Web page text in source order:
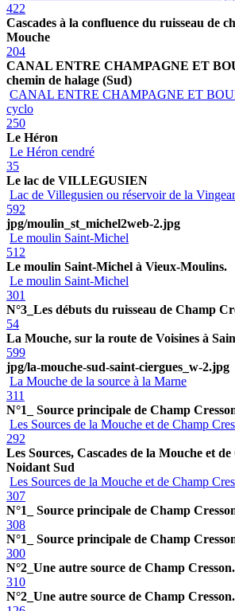
422
Cascades à la confluence du ruisseau de
Mouche
204
CANAL ENTRE CHAMPAGNE ET
chemin de halage (Sud)
CANAL ENTRE CHAMPAGNE ET
cyclo
250
Le Héron
Le Héron cendré
35
Le lac de VILLEGUSIEN
Lac de Villegusien ou réservoir de la
592
jpg/moulin_st_michel2web-2.jpg
Le moulin Saint-Michel
512
Le moulin Saint-Michel à Vieux-Moulins.
Le moulin Saint-Michel
301
N°3_Les débuts du ruisseau de Champ
54
La Mouche, sur la route de Voisines à
599
jpg/la-mouche-sud-saint-ciergues_w-2.jpg
La Mouche de la source à la Marne
311
N°1_ Source principale de Champ
Les Sources de la Mouche et de Champ
292
Les Sources, Cascades de la Mouche et
Noidant Sud
Les Sources de la Mouche et de Champ
307
N°1_ Source principale de Champ
308
N°1_ Source principale de Champ
300
N°2_Une autre source de Champ Cresson.
310
N°2_Une autre source de Champ Cresson.